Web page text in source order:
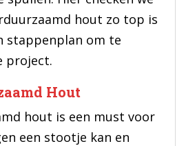
hout zo top is
stappenplan om te
project.
Hout
hout is een must voor
een stootje kan en